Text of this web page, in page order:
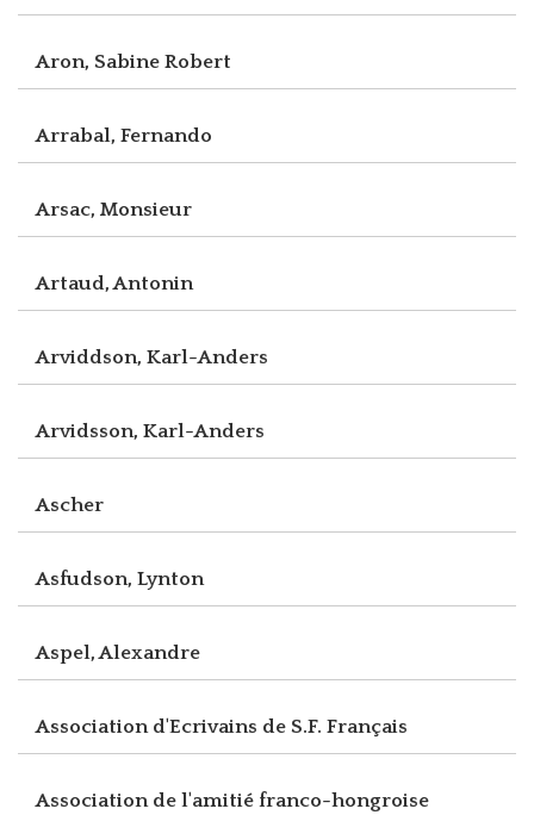
Aron, Sabine Robert
Arrabal, Fernando
Arsac, Monsieur
Artaud, Antonin
Arviddson, Karl-Anders
Arvidsson, Karl-Anders
Ascher
Asfudson, Lynton
Aspel, Alexandre
Association d'Ecrivains de S.F. Français
Association de l'amitié franco-hongroise